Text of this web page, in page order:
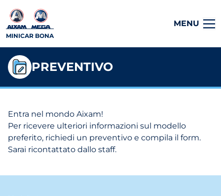
MINICAR BONA
MENU
PREVENTIVO
Entra nel mondo Aixam!
Per ricevere ulteriori informazioni sul modello
preferito, richiedi un preventivo e compila il form.
Sarai ricontattato dallo staff.